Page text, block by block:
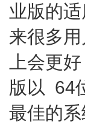
业版的
来很多
上会更
版以 64
最佳的